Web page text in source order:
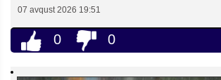
07 avqust 2026 19:51
0 0